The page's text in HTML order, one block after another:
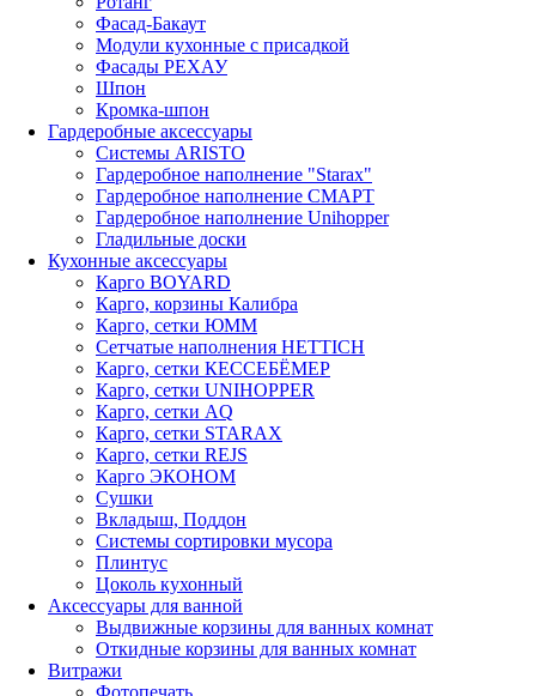
Фасад-Бакаут
Модули кухонные с присадкой
Фасады РЕХАУ
Шпон
Кромка-шпон
Гардеробные аксессуары
Системы ARISTO
Гардеробное наполнение "Starax"
Гардеробное наполнение СМАРТ
Гардеробное наполнение Unihopper
Гладильные доски
Кухонные аксессуары
Карго BOYARD
Карго, корзины Калибра
Карго, сетки ЮММ
Сетчатые наполнения HETTICH
Карго, сетки КЕССЕБЁМЕР
Карго, сетки UNIHOPPER
Карго, сетки AQ
Карго, сетки STARAX
Карго, сетки REJS
Карго ЭКОНОМ
Сушки
Вкладыш, Поддон
Системы сортировки мусора
Плинтус
Цоколь кухонный
Аксессуары для ванной
Выдвижные корзины для ванных комнат
Откидные корзины для ванных комнат
Витражи
Фотопечать